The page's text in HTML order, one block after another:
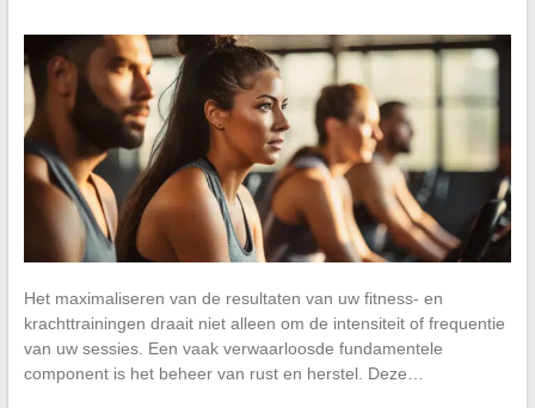
Het maximaliseren van de resultaten van uw fitness- en
krachttrainingen draait niet alleen om de intensiteit of frequentie
van uw sessies. Een vaak verwaarloosde fundamentele
component is het beheer van rust en herstel. Deze…